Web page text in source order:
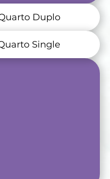
Duplo
Single